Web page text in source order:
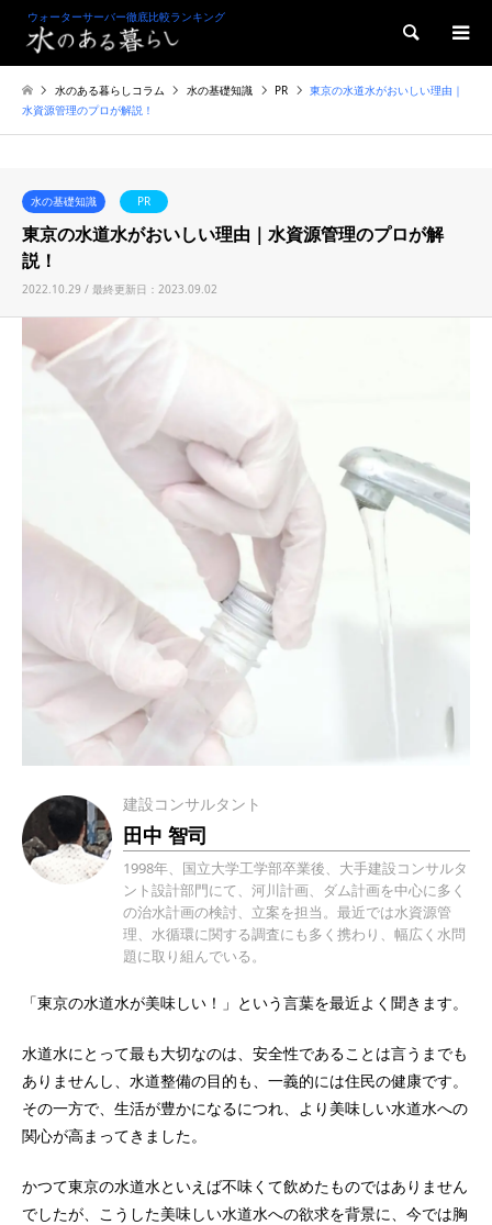
ウォーターサーバー徹底比較ランキング
検索
水のある暮らしコラム 水の基礎知識 PR
東京の水道水がおいしい理由｜
水資源管理のプロが解説！
水の基礎知識 PR
東京の水道水がおいしい理由｜水資源管理のプロが解
説！
2022.10.29 / 最終更新日：2023.09.02
建設コンサルタント
田中 智司
1998年、国立大学工学部卒業後、大手建設コンサルタ
ント設計部門にて、河川計画、ダム計画を中心に多く
の治水計画の検討、立案を担当。最近では水資源管
理、水循環に関する調査にも多く携わり、幅広く水問
題に取り組んでいる。
「東京の水道水が美味しい！」という言葉を最近よく聞きます。
水道水にとって最も大切なのは、安全性であることは言うまでも
ありませんし、水道整備の目的も、一義的には住民の健康です。
その一方で、生活が豊かになるにつれ、より美味しい水道水への
関心が高まってきました。
かつて東京の水道水といえば不味くて飲めたものではありません
でしたが、こうした美味しい水道水への欲求を背景に、今では胸